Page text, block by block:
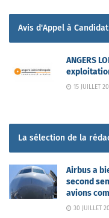
Avis d'Appel à
ANGERS
15 JUILLET
La sélection de la
Airbus a
second
avions
30 JUILLET